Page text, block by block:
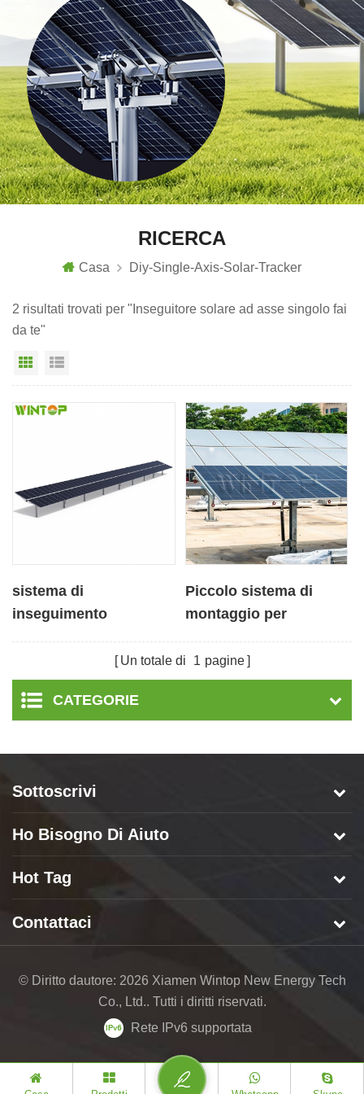
RICERCA
Casa Diy-Single-Axis-Solar-Tracker
2 risultati trovati per "Inseguitore solare ad asse singolo fai
da te"
Vista a griglia
sistema di
inseguimento
multi-drive a doppio
ritratto
Piccolo sistema di
montaggio per
solari ad asse singolo
Un totale di 1 pagine
CATEGORIE
Sottoscrivi
Ho Bisogno Di Aiuto
Hot Tag
Contattaci
© Diritto dautore: 2026 Xiamen Wintop New Energy Tech
Co., Ltd.. Tutti i diritti riservati.
Rete IPv6 supportata